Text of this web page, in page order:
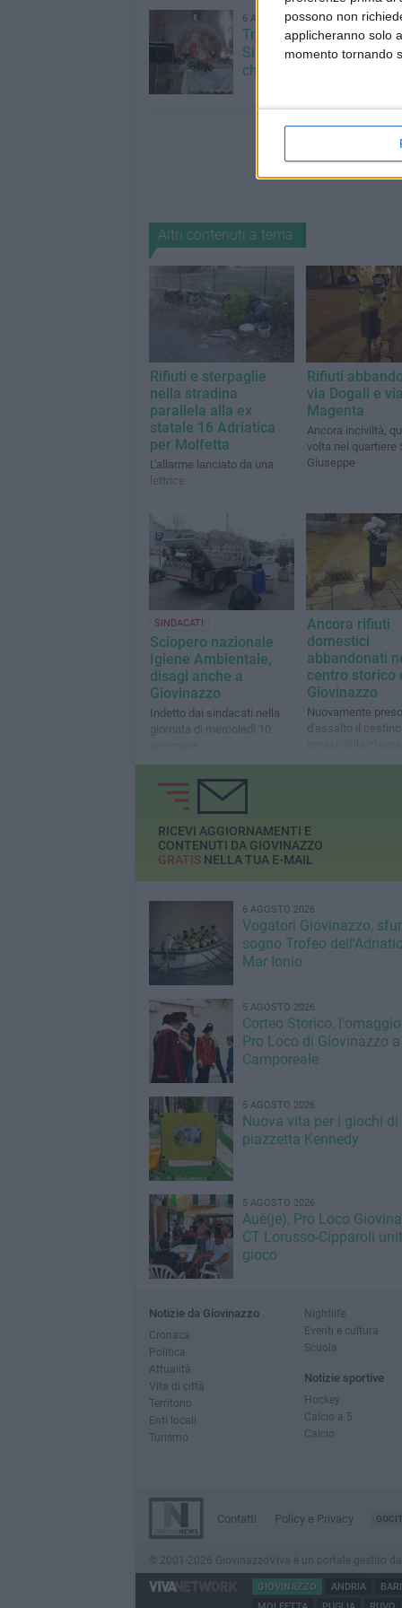
possono non
applicheranno solo
momento tornando
6 AGOSTO 2026
Trasfigurazione di Nostro
Signore: il programma
chiesetta del Padre Eterno
Altri contenuti a tema
Rifiuti e sterpaglie
nella stradina
parallela alla ex
statale 16 Adriatica
per Molfetta
L'allarme lanciato da una
lettrice
Rifiuti
via Dogali e via
Magenta
Ancora inciviltà,
volta nel quartiere
Giuseppe
SINDACATI
Sciopero nazionale
Igiene Ambientale,
disagi anche a
Giovinazzo
Indetto dai sindacati nella
giornata di mercoledì 10
Ancora rifiuti
domestici
abbandonati
centro storico
Giovinazzo
Nuovamente preso
d'assalto il
RICEVI AGGIORNAMENTI E
CONTENUTI DA GIOVINAZZO
GRATISNELLA TUA E-MAIL
6 AGOSTO 2026
Vogatori Giovinazzo,
sogno Trofeo
Mar Ionio
5 AGOSTO 2026
Corteo Storico,
Pro Loco di Giovinazzo a
Camporeale
5 AGOSTO 2026
Nuova vita per i giochi di
piazzetta Kennedy
5 AGOSTO 2026
Auè(je), Pro Loco
CT Lorusso-Cipparoli
gioco
Notizie da Giovinazzo
Cronaca
Politica
Attualità
Vita di città
Territorio
Enti locali
Turismo
Nightlife
Eventi e cultura
Scuola
Notizie sportive
Hockey
Calcio a 5
Calcio
Contatti Policy e Privacy
© 2001-2026 GiovinazzoViva è un portale gestito
GIOVINAZZO ANDRIA BARI